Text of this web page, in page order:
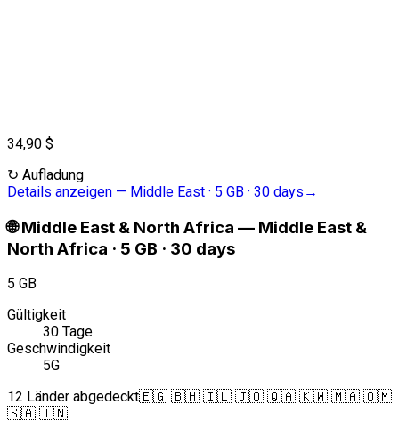
34,90 $
↻ Aufladung
Details anzeigen — Middle East · 5 GB · 30 days →
🌐 Middle East & North Africa — Middle East &
North Africa · 5 GB · 30 days
5 GB
Gültigkeit
30 Tage
Geschwindigkeit
5G
12 Länder abgedeckt🇪🇬 🇧🇭 🇮🇱 🇯🇴 🇶🇦 🇰🇼 🇲🇦 🇴🇲
🇸🇦 🇹🇳